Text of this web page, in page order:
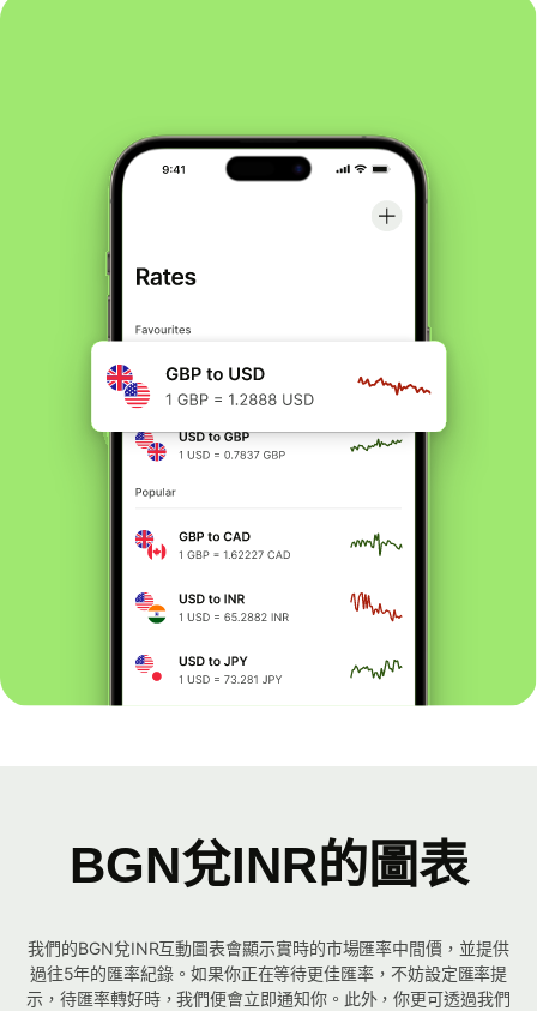
BGN兌INR的圖表
我們的BGN兌INR互動圖表會顯示實時的市場匯率中間價，並提供
過往5年的匯率紀錄。如果你正在等待更佳匯率，不妨設定匯率提
示，待匯率轉好時，我們便會立即通知你。此外，你更可透過我們